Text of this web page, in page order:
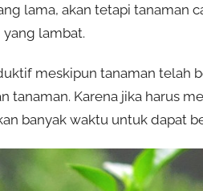
lama, akan tetapi tanaman
lambat.
meskipun tanaman telah
tanaman. Karena jika harus
banyak waktu untuk dapat